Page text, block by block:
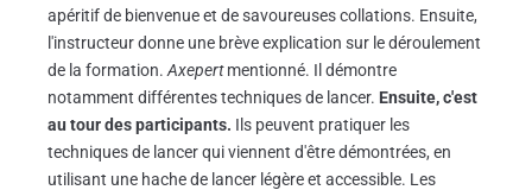
apéritif de bienvenue et de savoureuses collations. Ensuite,
l'instructeur donne une brève explication sur le déroulement
de la formation. Axepertmentionné. Il démontre
notamment différentes techniques de lancer. Ensuite, c'est
au tour des participants. Ils peuvent pratiquer les
techniques de lancer qui viennent d'être démontrées, en
utilisant une hache de lancer légère et accessible. Les